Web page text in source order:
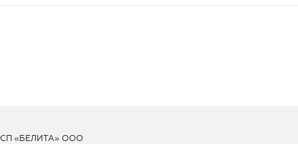
СП «БЕЛИТА» ООО